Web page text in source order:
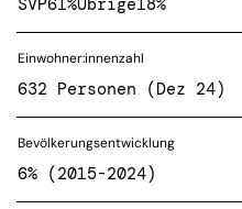
SVP61%Übrige18%
Einwohner:innenzahl
632 Personen (Dez 24)
Bevölkerungsentwicklung
6% (2015-2024)